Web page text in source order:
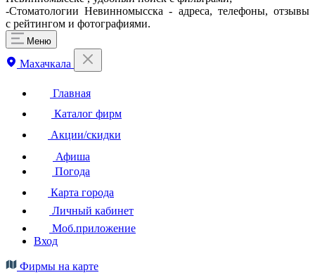
-Стоматологии Невинномысска - адреса, телефоны, отзывы
с рейтингом и фотографиями.
Меню
Махачкала
Главная
Каталог фирм
Акции/скидки
Афиша
Погода
Карта города
Личный кабинет
Моб.приложение
Вход
Фирмы на карте